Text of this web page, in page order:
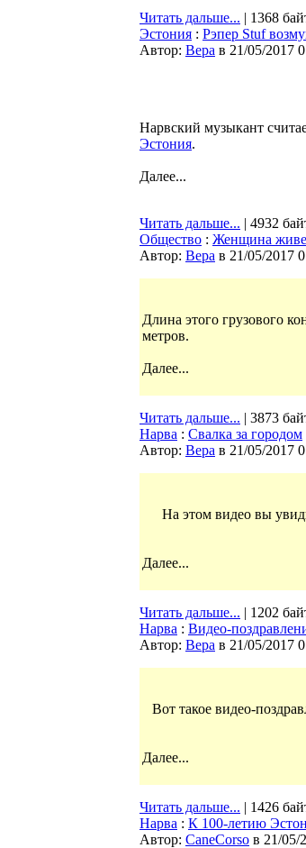
Читать дальше... | 1368
Эстония : Рэпер Stuf
Автор: Bepa в 21/05/2017
Нарвский музыкант
Эстония.
Далее...
Читать дальше... | 4932
Общество : Женщина
Автор: Bepa в 21/05/2017
Длина этого грузового
метров.
Далее...
Читать дальше... | 3873
Нарва : Свалка за городом
Автор: Bepa в 21/05/2017
На этом видео вы
Далее...
Читать дальше... | 1202
Нарва : Видео-
Автор: Bepa в 21/05/2017
Вот такое видео-
Далее...
Читать дальше... | 1426
Нарва : К 100-летию
Автор: CaneCorso в 21/05/